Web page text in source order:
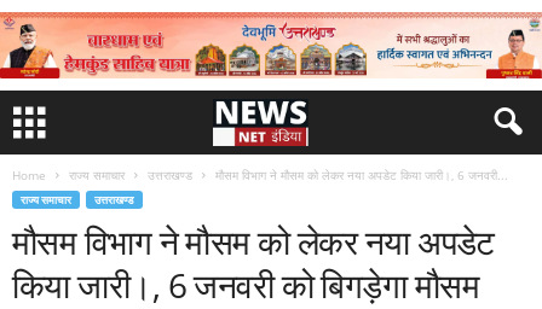
Home राज्य समाचार उत्तराखण्ड मौसम विभाग ने मौसम को लेकर नया अपडेट किया जारी।, 6 जनवरी...
राज्य समाचार उत्तराखण्ड
मौसम विभाग ने मौसम को लेकर नया अपडेट
किया जारी।, 6 जनवरी को बिगड़ेगा मौसम